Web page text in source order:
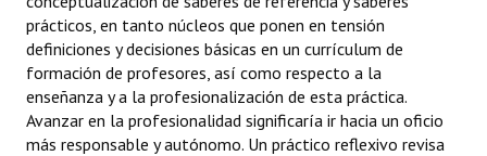
prácticos, en tanto núcleos que ponen en tensión
definiciones y decisiones básicas en un currículum de
formación de profesores, así como respecto a la
enseñanza y a la profesionalización de esta práctica.
Avanzar en la profesionalidad significaría ir hacia un oficio
más responsable y autónomo. Un práctico reflexivo revisa